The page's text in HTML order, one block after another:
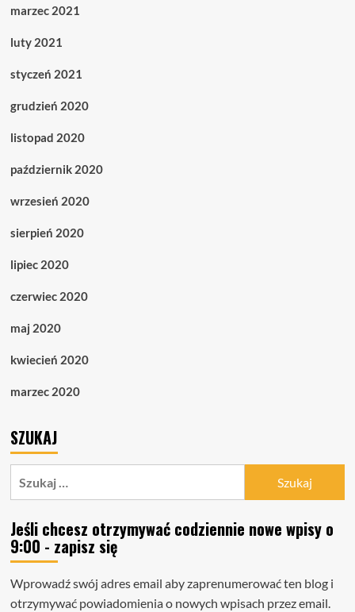
marzec 2021
luty 2021
styczeń 2021
grudzień 2020
listopad 2020
październik 2020
wrzesień 2020
sierpień 2020
lipiec 2020
czerwiec 2020
maj 2020
kwiecień 2020
marzec 2020
SZUKAJ
Jeśli chcesz otrzymywać codziennie nowe wpisy o
9:00 - zapisz się
Wprowadź swój adres email aby zaprenumerować ten blog i
otrzymywać powiadomienia o nowych wpisach przez email.